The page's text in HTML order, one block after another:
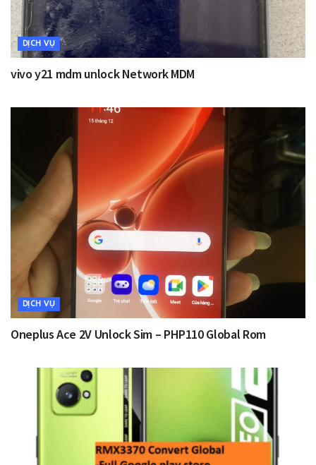
DỊCH VỤ
vivo y21 mdm unlock Network MDM
DỊCH VỤ
Oneplus Ace 2V Unlock Sim – PHP110 Global Rom